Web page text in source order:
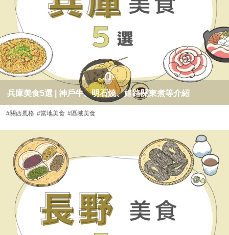
兵庫美食5選 | 神戶牛、明石燒、姬路關東煮等介紹
#關西風格 #當地美食 #區域美食